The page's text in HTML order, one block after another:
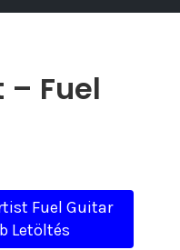
Fuel
Fuel Guitar
Letöltés